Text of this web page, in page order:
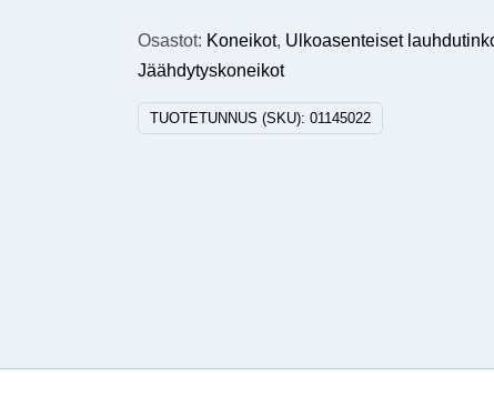
Osastot: Koneikot, Ulkoasenteiset
Jäähdytyskoneikot
TUOTETUNNUS (SKU):01145022